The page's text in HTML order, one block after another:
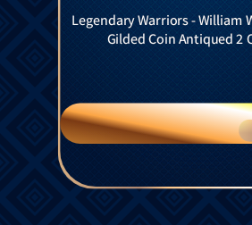
Legendary Warriors - William
Gilded Coin Antiqued 2